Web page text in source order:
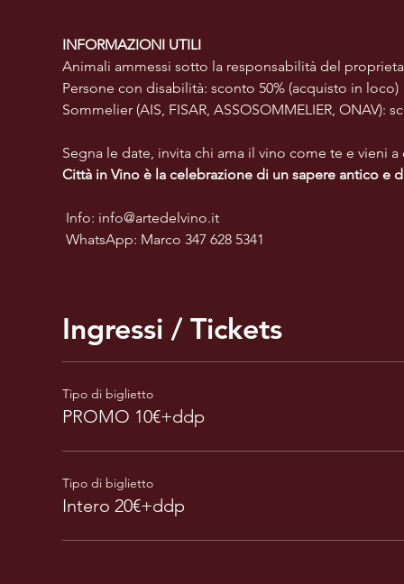
INFORMAZIONI UTILI
Animali ammessi sotto la responsabilità del
Persone con disabilità: sconto 50% (acquisto in loco)
Sommelier (AIS, FISAR, ASSOSOMMELIER, ONAV):
Segna le date, invita chi ama il vino come te e vieni
Città in Vino è la celebrazione di un sapere antico e
Info: info@artedelvino.it
WhatsApp: Marco 347 628 5341
Ingressi / Tickets
Tipo di biglietto
PROMO 10€+ddp
Tipo di biglietto
Intero 20€+ddp